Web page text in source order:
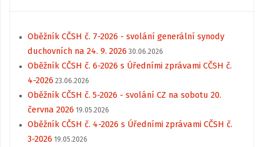
Oběžník CČSH č. 7-2026 - svolání generální synody
duchovních na 24. 9. 2026 30.06.2026
Oběžník CČSH č. 6-2026 s Úředními zprávami CČSH č.
4-2026 23.06.2026
Oběžník CČSH č. 5-2026 - svolání CZ na sobotu 20.
června 2026 19.05.2026
Oběžník CČSH č. 4-2026 s Úředními zprávami CČSH č.
3-2026 19.05.2026